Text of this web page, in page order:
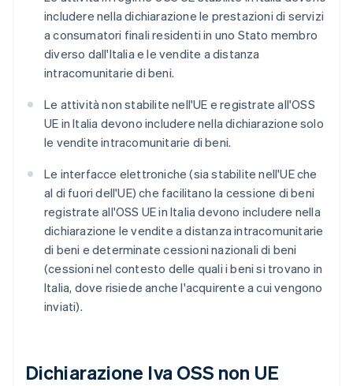
includere nella dichiarazione le prestazioni di servizi
a consumatori finali residenti in uno Stato membro
diverso dall'Italia e le vendite a distanza
intracomunitarie di beni.
Le attività non stabilite nell'UE e registrate all'OSS
UE in Italia devono includere nella dichiarazione solo
le vendite intracomunitarie di beni.
Le interfacce elettroniche (sia stabilite nell'UE che
al di fuori dell'UE) che facilitano la cessione di beni
registrate all'OSS UE in Italia devono includere nella
dichiarazione le vendite a distanza intracomunitarie
di beni e determinate cessioni nazionali di beni
(cessioni nel contesto delle quali i beni si trovano in
Italia, dove risiede anche l'acquirente a cui vengono
inviati).
Dichiarazione Iva OSS non UE